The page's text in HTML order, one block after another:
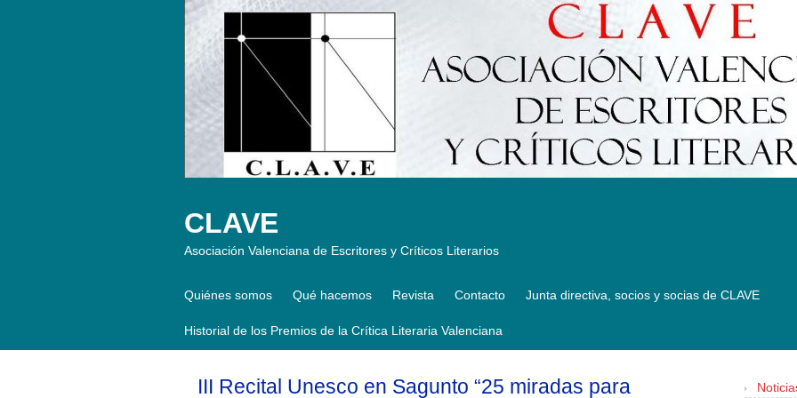
CLAVE
Asociación Valenciana de Escritores y Críticos Literarios
Quiénes somos Qué hacemos Revista Contacto Junta directiva, socios y socias de CLAVE
Historial de los Premios de la Crítica Literaria Valenciana
III Recital Unesco en Sagunto “25 miradas para